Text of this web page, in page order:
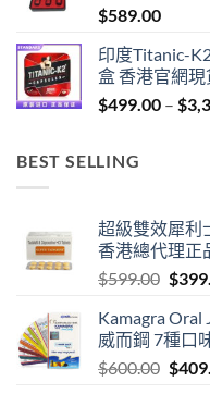
$589.00
印度Titanic-
盒 香港官網現
$499.00 – $
BEST SELLING
超級雙效犀利
香港總代理正
$599.00
was:
$
Kamagra Oral
威而鋼 7種口
$600.00 $